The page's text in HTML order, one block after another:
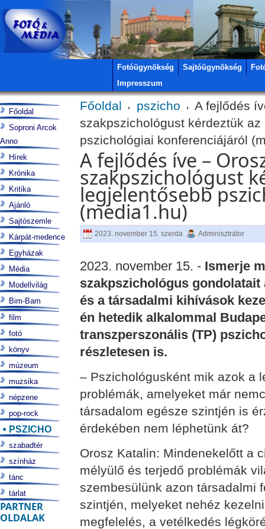
Fotóügynökség Sajtóügynökség
Impresszum
Főoldal pszicho
A fejlődés
szakpszichológust kérdeztük
pszichológiai konferenciájáról
A fejlődés íve –
szakpszichológust
legjelentősebb
(media1.hu)
2023. november 15. szerda Adminisztrátor
2023. november 15. - Ismerje
szakpszichológus
és a társadalmi kihívások
én hetedik alkalommal
transzperszonális (TP)
részletesen is.
– Pszichológusként mik azok a
problémák, amelyeket már
társadalom egésze szintjén is
érdekében nem léphetünk át?
Orosz Katalin: Mindenekelőtt a
mélyülő és terjedő problémák
szembesülünk azon társadalmi
szintjén, melyeket nehéz
megfelelés, a vetélkedés
Főoldal
Soproni Arcok
Anno
Hírek
Krónika
Kritika
Ajánló
Sajtószemle
Kárpát-medence
Egyházak
Média
Modellvilág
Bim-Bam
film
fotó
könyv
múzeum
muzsika
népzene
pop-rock
PSZICHO
szabadtér
színház
tánc
tárlat
PARTNER
OLDALAK